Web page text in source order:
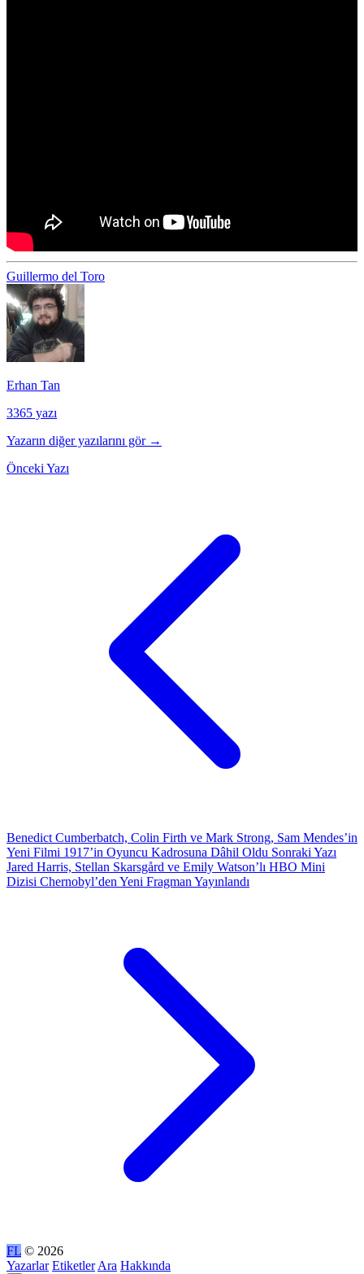
Guillermo del Toro
Erhan Tan
3365 yazı
Yazarın diğer yazılarını gör →
Önceki Yazı
Benedict Cumberbatch, Colin Firth ve Mark Strong, Sam Mendes’in
Yeni Filmi 1917’in Oyuncu Kadrosuna Dâhil Oldu Sonraki Yazı
Jared Harris, Stellan Skarsgård ve Emily Watson’lı HBO Mini
Dizisi Chernobyl’den Yeni Fragman Yayınlandı
FL © 2026
Yazarlar Etiketler Ara Hakkında